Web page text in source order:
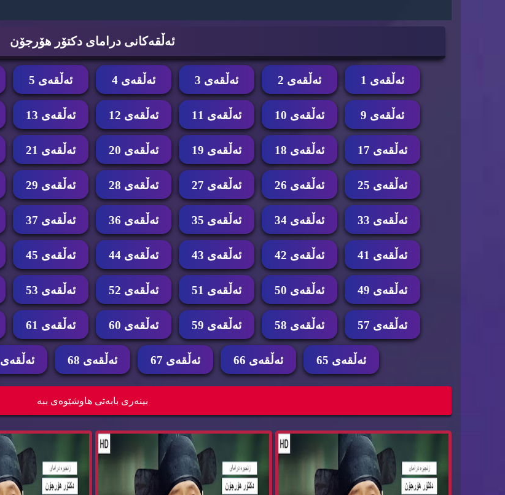
ئه‌ڵقه‌كانی درامای دكتۆر هۆرجۆن
ئه‌ڵقه‌ی 1 ئه‌ڵقه‌ی 2 ئه‌ڵقه‌ی 3 ئه‌ڵقه‌ی 4 ئه‌ڵقه‌ی 5
ئه‌ڵقه‌ی 9 ئه‌ڵقه‌ی 10 ئه‌ڵقه‌ی 11 ئه‌ڵقه‌ی 12 ئه‌ڵقه‌ی 13
ئه‌ڵقه‌ی 17 ئه‌ڵقه‌ی 18 ئه‌ڵقه‌ی 19 ئه‌ڵقه‌ی 20 ئه‌ڵقه‌ی 21
ئه‌ڵقه‌ی 25 ئه‌ڵقه‌ی 26 ئه‌ڵقه‌ی 27 ئه‌ڵقه‌ی 28 ئه‌ڵقه‌ی 29
ئه‌ڵقه‌ی 33 ئه‌ڵقه‌ی 34 ئه‌ڵقه‌ی 35 ئه‌ڵقه‌ی 36 ئه‌ڵقه‌ی 37
ئه‌ڵقه‌ی 41 ئه‌ڵقه‌ی 42 ئه‌ڵقه‌ی 43 ئه‌ڵقه‌ی 44 ئه‌ڵقه‌ی 45
ئه‌ڵقه‌ی 49 ئه‌ڵقه‌ی 50 ئه‌ڵقه‌ی 51 ئه‌ڵقه‌ی 52 ئه‌ڵقه‌ی 53
ئه‌ڵقه‌ی 57 ئه‌ڵقه‌ی 58 ئه‌ڵقه‌ی 59 ئه‌ڵقه‌ی 60 ئه‌ڵقه‌ی 61
ئه‌ڵقه‌ی 65 ئه‌ڵقه‌ی 66 ئه‌ڵقه‌ی 67 ئه‌ڵقه‌ی 68 ئه‌ڵقه‌ی 69
بینه‌ری بابه‌تی هاوشێوه‌ی ببه‌
زنجیره‌ درامای دكتۆر هۆرجۆن ئه‌ڵقه‌ی 62 dktor
زنجیره‌ درامای دكتۆر هۆرجۆن ئه‌ڵقه‌ی 61 dktor